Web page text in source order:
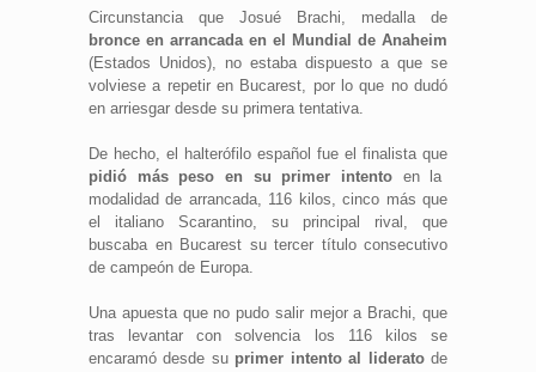
Circunstancia que Josué Brachi, medalla de
bronce en arrancada en el Mundial de Anaheim
(Estados Unidos), no estaba dispuesto a que se
volviese a repetir en Bucarest, por lo que no dudó
en arriesgar desde su primera tentativa.
De hecho, el halterófilo español fue el finalista que
pidió más peso en su primer intento en la
modalidad de arrancada, 116 kilos, cinco más que
el italiano Scarantino, su principal rival, que
buscaba en Bucarest su tercer título consecutivo
de campeón de Europa.
Una apuesta que no pudo salir mejor a Brachi, que
tras levantar con solvencia los 116 kilos se
encaramó desde suprimer intento al lideratode